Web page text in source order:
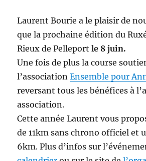
Laurent Bourie a le plaisir de
que la prochaine édition du
Rieux de Pelleportle 8 juin.
Une fois de plus la course
l’associationEnsemble pour
reversant tous les bénéfices à
association.
Cette année Laurent vous
de 11km sans chrono officiel et
6km. Plus d’infos sur